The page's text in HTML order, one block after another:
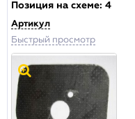
Позиция на схеме: 4
Артикул
Быстрый просмотр